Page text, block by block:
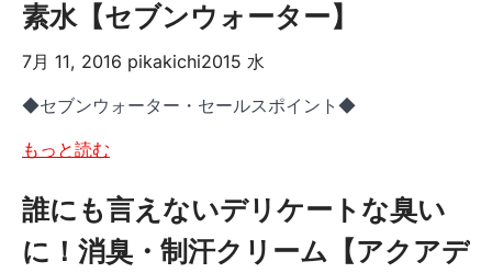
素水【セブンウォーター】
7月 11, 2016 pikakichi2015 水
◆セブンウォーター・セールスポイント◆
もっと読む
誰にも言えないデリケートな臭い
に！消臭・制汗クリーム【アクアデ